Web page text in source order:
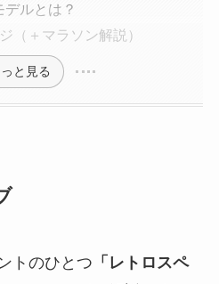
デルとは？
（＋マラソン解説）
と見る
トのひとつ 「レトロスペ